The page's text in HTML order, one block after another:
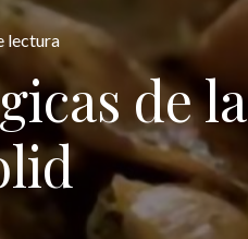
lectura
de la